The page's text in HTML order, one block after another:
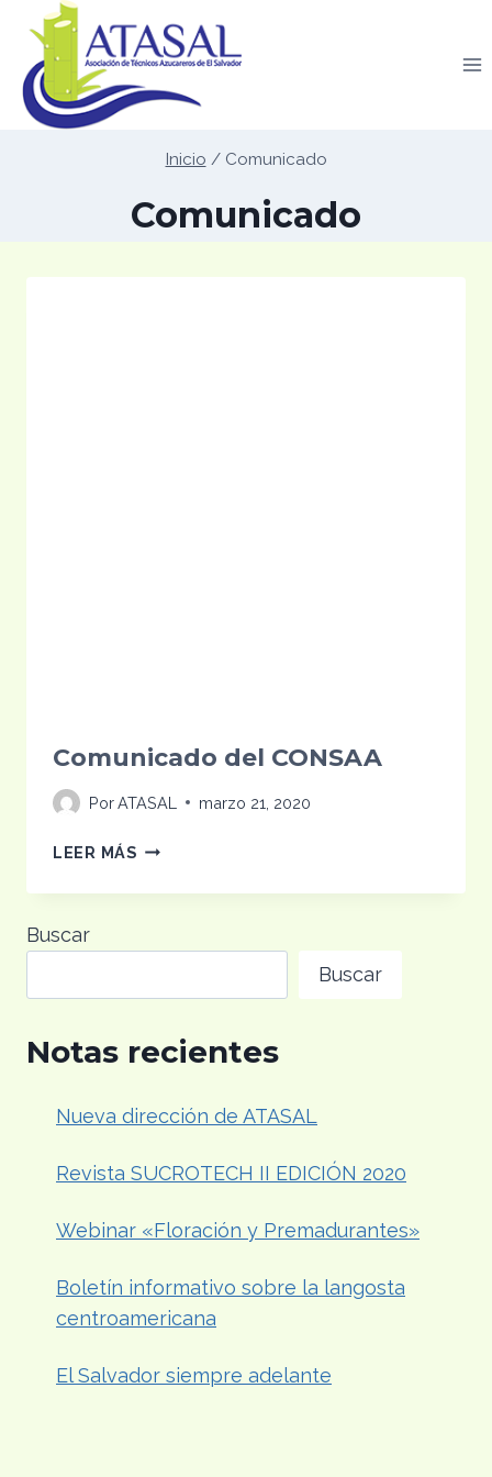
Saltar
contenido
Inicio / Comunicado
Comunicado
Comunicado del CONSAA
PorATASAL marzo 21, 2020
LEER MÁSCOMUNICADO
CONSAA
Buscar
Buscar
Notas recientes
Nueva dirección de ATASAL
Revista SUCROTECH II EDICIÓN 2020
Webinar «Floración y Premadurantes»
Boletín informativo sobre la langosta
centroamericana
El Salvador siempre adelante